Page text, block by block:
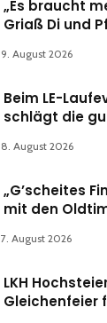
„Es braucht
Griaß Di und
9. August 2026
Beim LE-
schlägt die
8. August 2026
„G’scheites
mit den
7. August 2026
LKH
Gleichenfeier